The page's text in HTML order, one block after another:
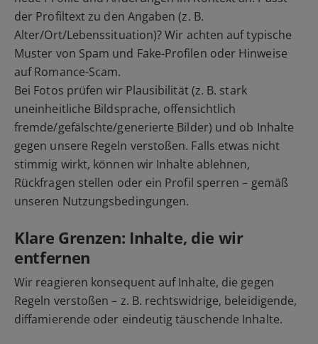
der Profiltext zu den Angaben (z. B.
Alter/Ort/Lebenssituation)? Wir achten auf typische
Muster von Spam und Fake-Profilen oder Hinweise
auf Romance-Scam.
Bei Fotos prüfen wir Plausibilität (z. B. stark
uneinheitliche Bildsprache, offensichtlich
fremde/gefälschte/generierte Bilder) und ob Inhalte
gegen unsere Regeln verstoßen. Falls etwas nicht
stimmig wirkt, können wir Inhalte ablehnen,
Rückfragen stellen oder ein Profil sperren – gemäß
unseren Nutzungsbedingungen.
Klare Grenzen: Inhalte, die wir
entfernen
Wir reagieren konsequent auf Inhalte, die gegen
Regeln verstoßen – z. B. rechtswidrige, beleidigende,
diffamierende oder eindeutig täuschende Inhalte.